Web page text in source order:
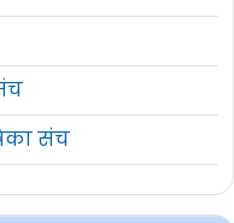
संच